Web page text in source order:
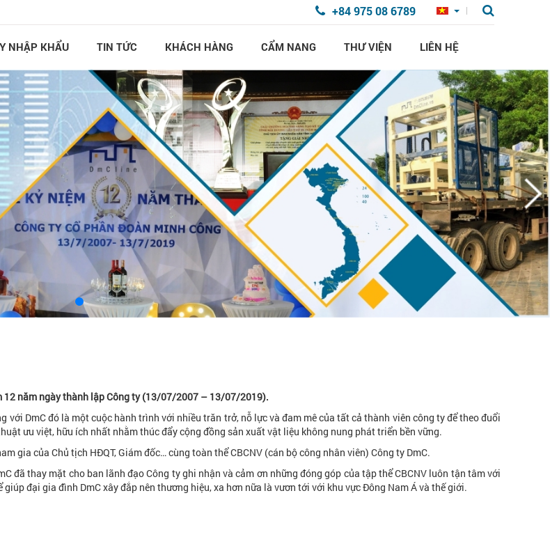
+84 975 08 6789
NHẬP KHẨU TIN TỨC KHÁCH HÀNG CẨM NANG THƯ VIỆN LIÊN HỆ
12 năm ngày thành lập Công ty (13/07/2007 – 13/07/2019).
DmC đó là một cuộc hành trình với nhiều trăn trở, nỗ lực và đam mê của tất cả thành viên công ty để theo đuổi
ưu việt, hữu ích nhất nhằm thúc đẩy cộng đồng sản xuất vật liệu không nung phát triển bền vững.
gia của Chủ tịch HĐQT, Giám đốc… cùng toàn thể CBCNV (cán bộ công nhân viên) Công ty DmC.
đã thay mặt cho ban lãnh đạo Công ty ghi nhận và cảm ơn những đóng góp của tập thể CBCNV luôn tận tâm với
đại gia đình DmC xây đắp nên thương hiệu, xa hơn nữa là vươn tới với khu vực Đông Nam Á và thế giới.